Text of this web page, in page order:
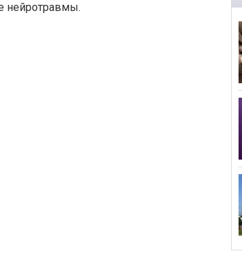
нейротравмы.